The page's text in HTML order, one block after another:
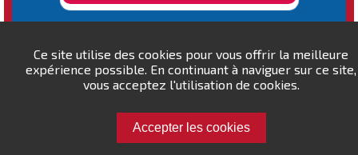
Ce site utilise des cookies pour vous offrir la meilleure
expérience possible. En continuant à naviguer sur ce site,
vous acceptez l'utilisation de cookies.
Accepter les cookies